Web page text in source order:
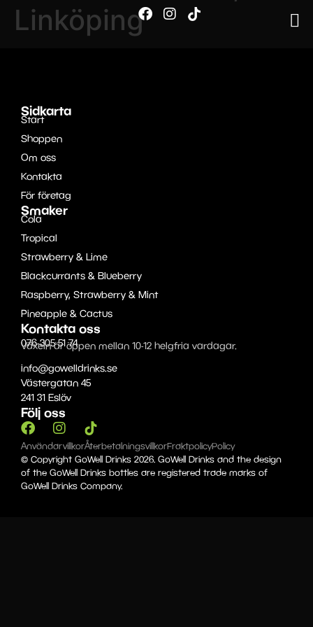
Linköping
Sidkarta
Start
Shoppen
Om oss
Kontakta
För företag
Smaker
Cola
Tropical
Strawberry & Lime
Blackcurrants & Blueberry
Raspberry, Strawberry & Mint
Pineapple & Cactus
Kontakta oss
076-305 51 74
Växeln är öppen mellan 10-12 helgfria vardagar.
info@gowelldrinks.se
Västergatan 45
241 31 Eslöv
Följ oss
AnvändarvillkorÅterbetalningsvillkorFraktpolicyPolicy
© Copyright GoWell Drinks 2026. GoWell Drinks and the design
of the GoWell Drinks bottles are registered trade marks of
GoWell Drinks Company.